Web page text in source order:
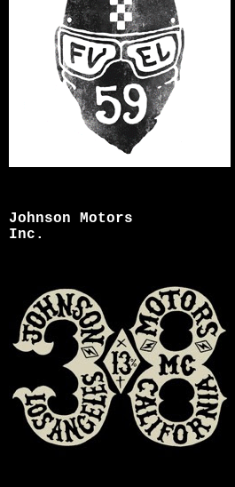
Johnson Motors
Inc.